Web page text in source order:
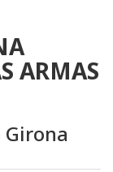
ARMAS
Girona